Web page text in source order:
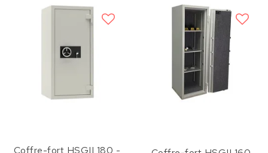
Coffre-fort HSGII 180 -